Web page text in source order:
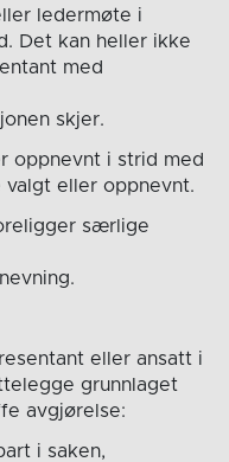
ledermøte i
Det kan heller ikke
med
skjer.
oppnevnt i strid med
valgt eller oppnevnt.
særlige
eller ansatt i
grunnlaget
avgjørelse:
i saken,